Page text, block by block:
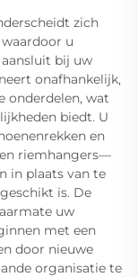
zich
u
bij uw
onafhankelijk,
onderdelen, wat
biedt. U
en
riemhangers—
in plaats van te
is. De
uw
met een
door nieuwe
organisatie te